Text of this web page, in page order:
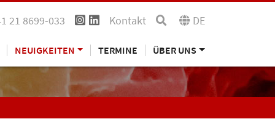
21 8699-033 Kontakt DE
NEUIGKEITEN TERMINE ÜBER UNS